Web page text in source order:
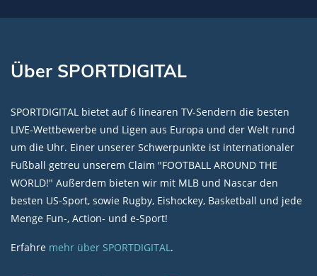
Über SPORTDIGITAL
SPORTDIGITAL bietet auf 6 linearen TV-Sendern die besten
LIVE-Wettbewerbe und Ligen aus Europa und der Welt rund
um die Uhr. Einer unserer Schwerpunkte ist internationaler
Fußball getreu unserem Claim "FOOTBALL AROUND THE
WORLD!" Außerdem bieten wir mit MLB und Nascar den
besten US-Sport, sowie Rugby, Eishockey, Basketball und jede
Menge Fun-, Action- und e-Sport!
Erfahre mehr über SPORTDIGITAL.